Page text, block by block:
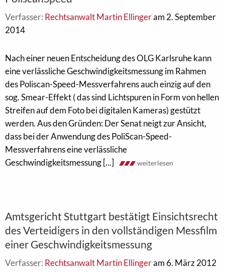
Verfasser: Rechtsanwalt Martin Ellingeram 2. September
2014
Nach einer neuen Entscheidung des OLG Karlsruhe kann
eine verlässliche Geschwindigkeitsmessung im Rahmen
des Poliscan-Speed-Messverfahrens auch einzig auf den
sog. Smear-Effekt ( das sind Lichtspuren in Form von hellen
Streifen auf dem Foto bei digitalen Kameras) gestützt
werden. Aus den Gründen: Der Senat neigt zur Ansicht,
dass bei der Anwendung des PoliScan-Speed-
Messverfahrens eine verlässliche
Geschwindigkeitsmessung [...]
weiterlesen
Amtsgericht Stuttgart bestätigt Einsichtsrecht
des Verteidigers in den vollständigen Messfilm
einer Geschwindigkeitsmessung
Verfasser: Rechtsanwalt Martin Ellingeram 6. März 2012